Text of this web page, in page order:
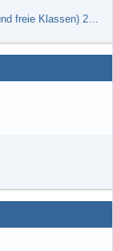
Race Night in Lauba (LRP Offroad Challenge und freie Klassen) 25/26.08